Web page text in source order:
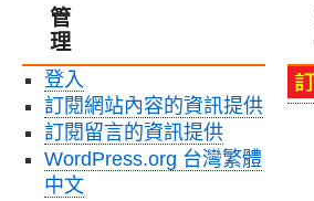
管
理
登入
訂閱網站內容的資訊提供
訂閱留言的資訊提供
WordPress.org 台灣繁體
中文